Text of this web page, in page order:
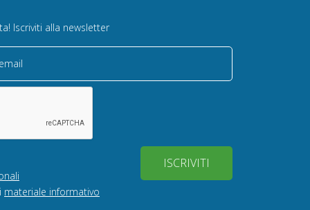
Iscriviti alla newsletter
materiale informativo
ISCRIVITI